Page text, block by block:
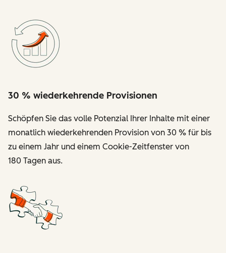
30 % wiederkehrende Provisionen
Schöpfen Sie das volle Potenzial Ihrer Inhalte mit einer
monatlich wiederkehrenden Provision von 30 % für bis
zu einem Jahr und einem Cookie-Zeitfenster von
180 Tagen aus.